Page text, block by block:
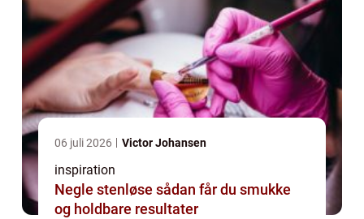
06 juli 2026 Victor Johansen
inspiration
Negle stenløse sådan får du smukke
og holdbare resultater